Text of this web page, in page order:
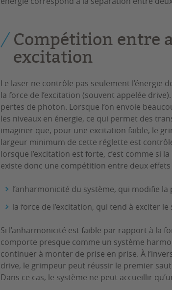
Compétition entre
excitation
Le laser ne contrôle pas seulement l’énergie
la force de l’excitation (souvent appelée
pertes de photon. Lorsque l’on envoie
les niveaux en énergie, ce qui permet des
imaginer que, pour une excitation faible, le
largeur minimum de cette réglette est
lorsque l’excitation est forte, c’est comme si
existe donc une compétition entre deux effets
l’anharmonicité du système, qui modifie la
la force de l’excitation, qui tend à exciter
Si l’anharmonicité est faible par rapport à la
comporte presque comme un système
continuer à monter de prise en prise. À
drive, le grimpeur peut réussir le premier
Dans ce cas, le système ne peut accueillir